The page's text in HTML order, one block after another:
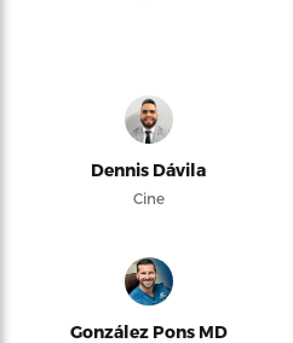
Dennis Dávila
Cine
González Pons MD